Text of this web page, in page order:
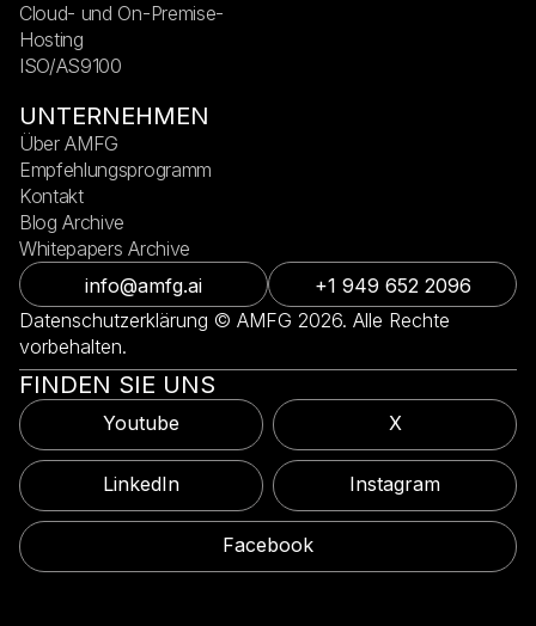
Datenschutzerklärung © AMFG 2026. Alle Rechte
vorbehalten.
info@amfg.ai +1 949 652 2096
Cloud- und On-Premise-
Hosting
ISO/AS9100
UNTERNEHMEN
Über AMFG
Empfehlungsprogramm
Kontakt
Blog Archive
Whitepapers Archive
FINDEN SIE UNS
Youtube X
LinkedIn Instagram
Facebook